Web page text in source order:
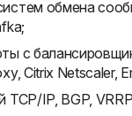
обмена
с
Citrix Netscaler,
TCP/IP, BGP,